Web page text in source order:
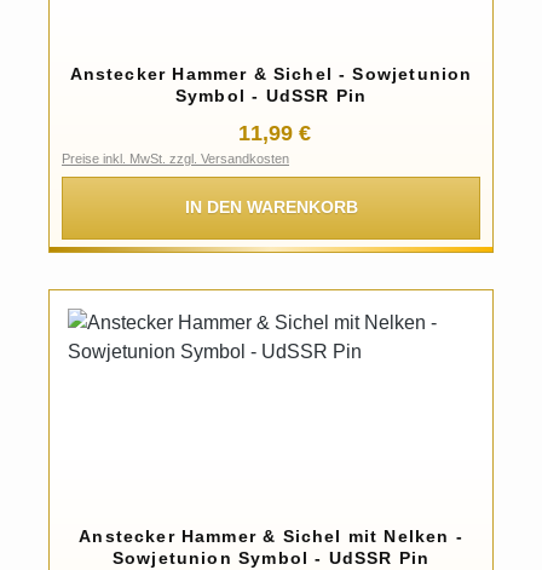
Anstecker Hammer & Sichel - Sowjetunion
Symbol - UdSSR Pin
Regulärer Preis:
11,99 €
Preise inkl. MwSt. zzgl. Versandkosten
IN DEN WARENKORB
Anstecker Hammer & Sichel mit Nelken -
Sowjetunion Symbol - UdSSR Pin